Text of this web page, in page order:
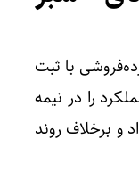
با ثبت
عملکرد را در نیمه
برخلاف روند